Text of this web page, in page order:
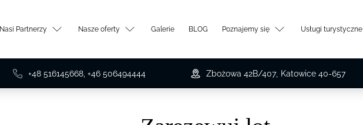
+48 516145668, +46 506494444 Zbożowa 42B/407, Katowice 40-657
Nasi Partnerzy Nasze oferty Galerie BLOG Poznajemy się Usługi turystyczne